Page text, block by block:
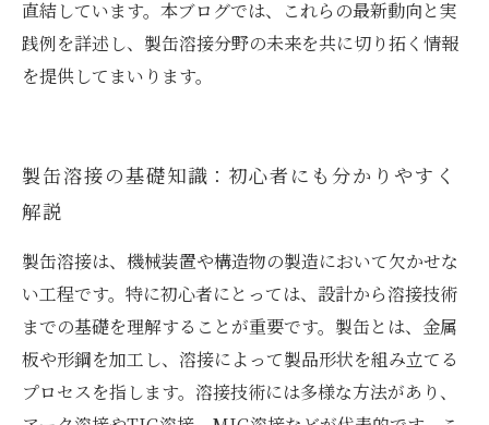
直結しています。本ブログでは、これらの最新動向と実
践例を詳述し、製缶溶接分野の未来を共に切り拓く情報
を提供してまいります。
製缶溶接の基礎知識：初心者にも分かりやすく
解説
製缶溶接は、機械装置や構造物の製造において欠かせな
い工程です。特に初心者にとっては、設計から溶接技術
までの基礎を理解することが重要です。製缶とは、金属
板や形鋼を加工し、溶接によって製品形状を組み立てる
プロセスを指します。溶接技術には多様な方法があり、